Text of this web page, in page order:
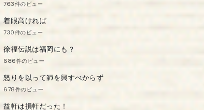
763件のビュー
着眼高ければ
730件のビュー
徐福伝説は福岡にも？
686件のビュー
怒りを以って師を興すべからず
678件のビュー
益軒は損軒だった！